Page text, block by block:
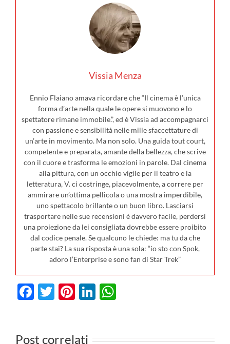
Vissia Menza
Ennio Flaiano amava ricordare che “Il cinema è l’unica
forma d’arte nella quale le opere si muovono e lo
spettatore rimane immobile.”, ed è Vissia ad accompagnarci
con passione e sensibilità nelle mille sfaccettature di
un’arte in movimento. Ma non solo. Una guida tout court,
competente e preparata, amante della bellezza, che scrive
con il cuore e trasforma le emozioni in parole. Dal cinema
alla pittura, con un occhio vigile per il teatro e la
letteratura, V. ci costringe, piacevolmente, a correre per
ammirare un’ottima pellicola o una mostra imperdibile,
uno spettacolo brillante o un buon libro. Lasciarsi
trasportare nelle sue recensioni è davvero facile, perdersi
una proiezione da lei consigliata dovrebbe essere proibito
dal codice penale. Se qualcuno le chiede: ma tu da che
parte stai? La sua risposta è una sola: “io sto con Spok,
adoro l’Enterprise e sono fan di Star Trek”
Facebook
Twitter
Pinterest
LinkedIn
Post correlati
I film in